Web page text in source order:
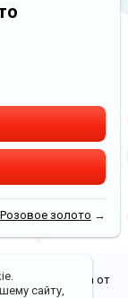
золото →
доставка от
сайту,